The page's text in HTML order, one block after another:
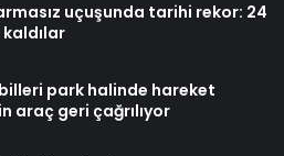
uçuşunda tarihi rekor: 24
park halinde hareket
araç geri çağrılıyor